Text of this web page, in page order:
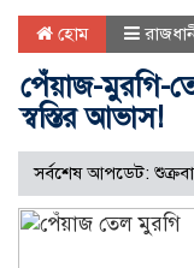
হোম
পেঁয়াজ-মুরগি-
স্বস্তির আভাস!
সর্বশেষ আপডেট: